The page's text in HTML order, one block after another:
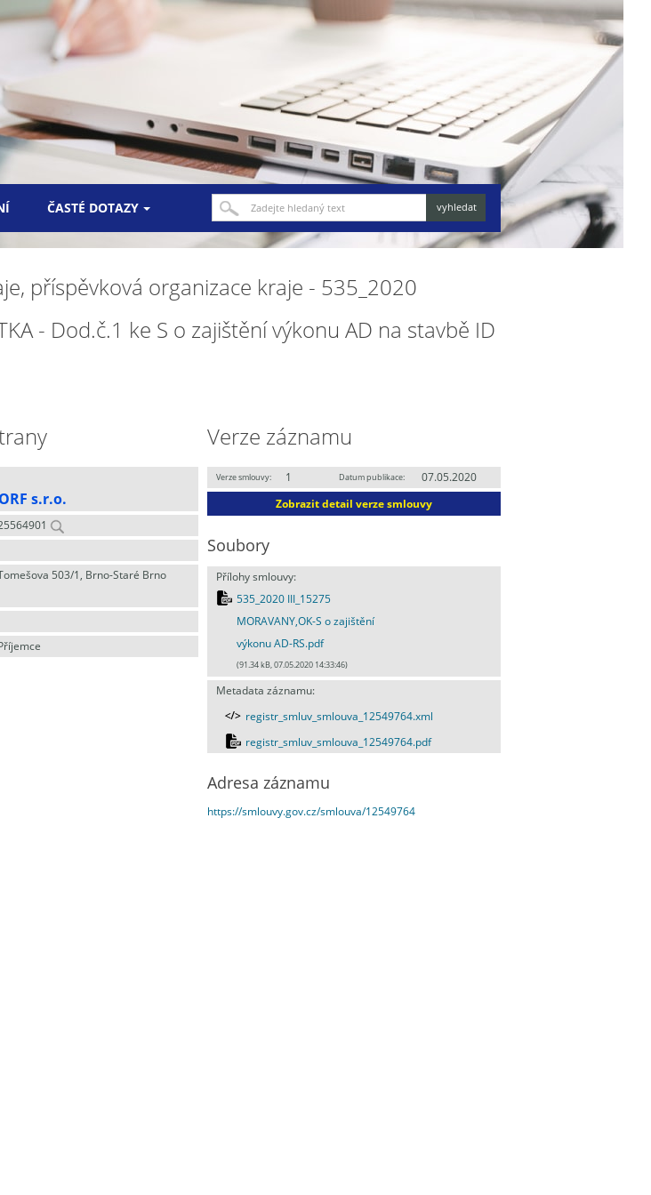
ČASTÉ DOTAZY
příspěvková organizace kraje - 535_2020
- Dod.č.1 ke S o zajištění výkonu AD na stavbě ID
s.r.o.
503/1, Brno-Staré Brno
Verze záznamu
Verze smlouvy: 1 Datum publikace:
07.05.2020
Zobrazit detail verze smlouvy
Soubory
Přílohy smlouvy:
535_2020 III_15275
MORAVANY,OK-S o zajištění
výkonu AD-RS.pdf
(91.34 kB, 07.05.2020 14:33:46)
Metadata záznamu:
registr_smluv_smlouva_12549764.xml
registr_smluv_smlouva_12549764.pdf
Adresa záznamu
https://smlouvy.gov.cz/smlouva/12549764